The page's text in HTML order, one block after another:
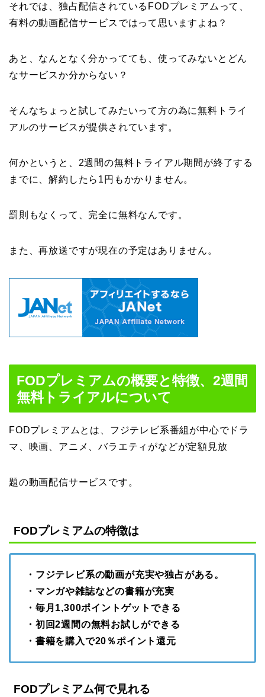
それでは、独占配信されているFODプレミアムって、
有料の動画配信サービスではって思いますよね？
あと、なんとなく分かってても、使ってみないとどん
なサービスか分からない？
そんなちょっと試してみたいって方の為に無料トライ
アルのサービスが提供されています。
何かというと、2週間の無料トライアル期間が終了する
までに、解約したら1円もかかりません。
罰則もなくって、完全に無料なんです。
また、再放送ですが現在の予定はありません。
FODプレミアムの概要と特徴、2週間
無料トライアルについて
FODプレミアムとは、フジテレビ系番組が中心でドラ
マ、映画、アニメ、バラエティがなどが定額見放
題の動画配信サービスです。
FODプレミアムの特徴は
・フジテレビ系の動画が充実や独占がある。
・マンガや雑誌などの書籍が充実
・毎月1,300ポイントゲットできる
・初回2週間の無料お試しができる
・書籍を購入で20％ポイント還元
FODプレミアム何で見れる